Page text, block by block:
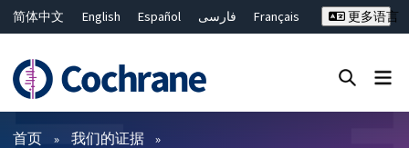
简体中文 English Español فارسی
Français
ไทย
繁體中文
更多语言
过滤
首页 我们的证据